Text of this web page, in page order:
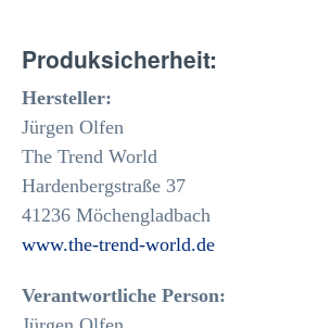
Produksicherheit:
Hersteller:
Jürgen Olfen
The Trend World
Hardenbergstraße 37
41236 Möchengladbach
www.the-trend-world.de
Verantwortliche Person: